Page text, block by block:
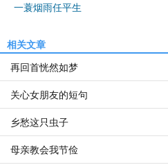
一蓑烟雨任平生
相关文章
再回首恍然如梦
关心女朋友的短句
乡愁这只虫子
母亲教会我节俭